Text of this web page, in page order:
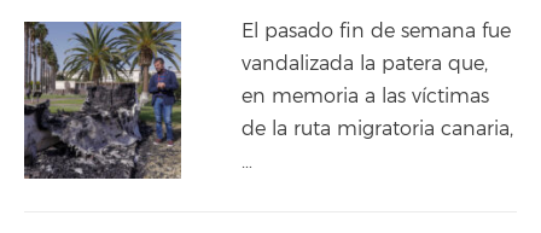
El pasado fin de semana fue
vandalizada la patera que,
en memoria a las víctimas
de la ruta migratoria canaria,
…